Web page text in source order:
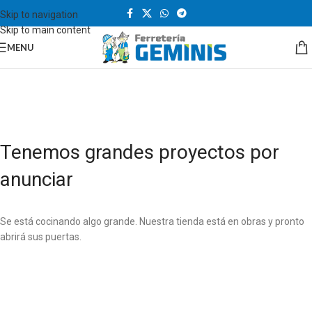
Skip to navigation
Skip to main content
MENU
Tenemos grandes proyectos por
anunciar
Se está cocinando algo grande. Nuestra tienda está en obras y pronto
abrirá sus puertas.